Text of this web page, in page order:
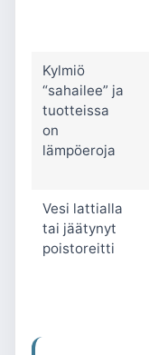
Kylmiö
“sahailee” ja
tuotteissa
on
lämpöeroja
Vesi lattialla
tai jäätynyt
poistoreitti